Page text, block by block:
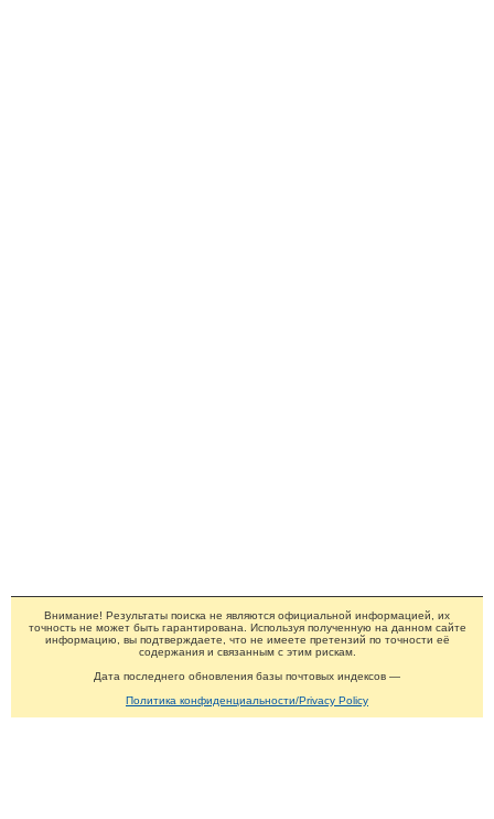
Внимание! Результаты поиска не являются официальной информацией, их
точность не может быть гарантирована. Используя полученную на данном сайте
информацию, вы подтверждаете, что не имеете претензий по точности её
содержания и связанным с этим рискам.
Дата последнего обновления базы почтовых индексов —
Политика конфиденциальности/Privacy Policy